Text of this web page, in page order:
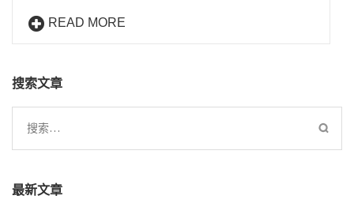
READ MORE
搜索文章
搜
索：
最新文章